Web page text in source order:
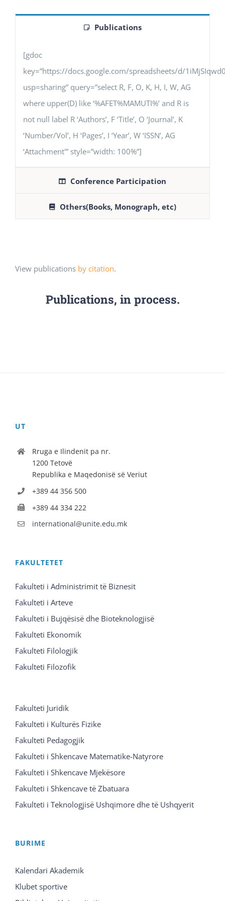
Publications
[gdoc
key=”https://docs.google.com/spreadsheets/d/
usp=sharing” query=”select R, F, O, K, H, I, W, AG
where upper(D) like ‘%AFET%MAMUTI%’ and R is
not null label R ‘Authors’, F ‘Title’, O ‘Journal’, K
‘Number/Vol’, H ‘Pages’, I ‘Year’, W ‘ISSN’, AG
‘Attachment'” style=”width: 100%”]
Conference Participation
Others(Books, Monograph, etc)
View publications by citation.
Publications, in process.
UT
Rruga e Ilindenit pa nr.
1200 Tetovë
Republika e Maqedonisë së Veriut
+389 44 356 500
+389 44 334 222
international@unite.edu.mk
FAKULTETET
Fakulteti i Administrimit të Biznesit
Fakulteti i Arteve
Fakulteti i Bujqësisë dhe Bioteknologjisë
Fakulteti Ekonomik
Fakulteti Filologjik
Fakulteti Filozofik
Fakulteti Juridik
Fakulteti i Kulturës Fizike
Fakulteti Pedagogjik
Fakulteti i Shkencave Matematike-Natyrore
Fakulteti i Shkencave Mjekësore
Fakulteti i Shkencave të Zbatuara
Fakulteti i Teknologjisë Ushqimore dhe të Ushqyerit
BURIME
Kalendari Akademik
Klubet sportive